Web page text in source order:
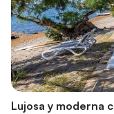
Lujosa y moderna